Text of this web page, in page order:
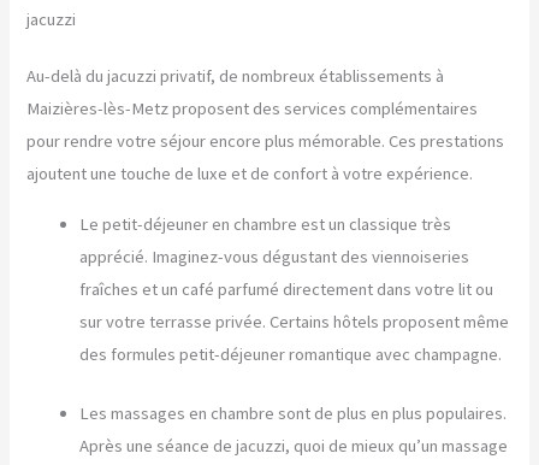
jacuzzi
Au-delà du jacuzzi privatif, de nombreux établissements à
Maizières-lès-Metz proposent des services complémentaires
pour rendre votre séjour encore plus mémorable. Ces prestations
ajoutent une touche de luxe et de confort à votre expérience.
Le petit-déjeuner en chambre est un classique très
apprécié. Imaginez-vous dégustant des viennoiseries
fraîches et un café parfumé directement dans votre lit ou
sur votre terrasse privée. Certains hôtels proposent même
des formules petit-déjeuner romantique avec champagne.
Les massages en chambre sont de plus en plus populaires.
Après une séance de jacuzzi, quoi de mieux qu’un massage